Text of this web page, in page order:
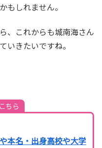
もしれません。
、これからも城南海さん
いきたいですね。
ちら
本名・出身高校や大学